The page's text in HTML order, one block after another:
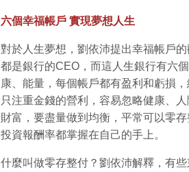
六個幸福帳戶 實現夢想人生
對於人生夢想，劉依沛提出幸福帳戶
都是銀行的CEO，而這人生銀行有六
康、能量，每個帳戶都有盈利和虧損
只注重金錢的營利，容易忽略健康、
財富，要盡量做到均衡，平常可以零
投資報酬率都掌握在自己的手上。
什麼叫做零存整付？劉依沛解釋，有